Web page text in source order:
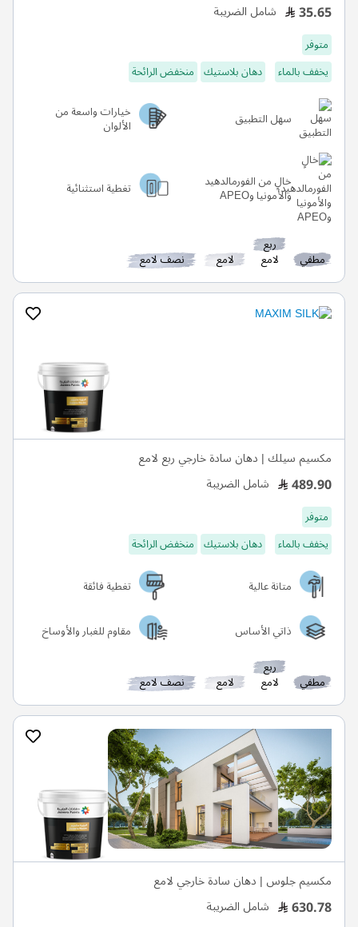
35.65 شامل الضريبة
متوفر
يخفف بالماء
دهان بلاستيك منخفض الرائحة
سهل التطبيق خيارات واسعة من
الألوان
خالٍ من الفورمالدهيد
والأمونيا وAPEO تغطية استثنائية
مطفي
ربع
لامع لامع نصف لامع
مكسيم سيلك | دهان سادة خارجي ربع لامع
489.90 شامل الضريبة
متوفر
يخفف بالماء
دهان بلاستيك منخفض الرائحة
متانة عالية
تغطية فائقة
ذاتي الأساس
مقاوم للغبار والأوساخ
مطفي
ربع
لامع لامع نصف لامع
مكسيم جلوس | دهان سادة خارجي لامع
630.78 شامل الضريبة